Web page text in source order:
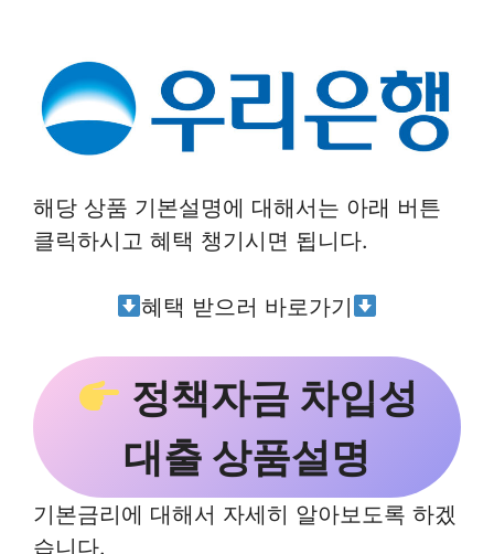
해당 상품 기본설명에 대해서는 아래 버튼
클릭하시고 혜택 챙기시면 됩니다.
혜택 받으러 바로가기
정책자금 차입성
대출 상품설명
기본금리에 대해서 자세히 알아보도록 하겠
습니다.